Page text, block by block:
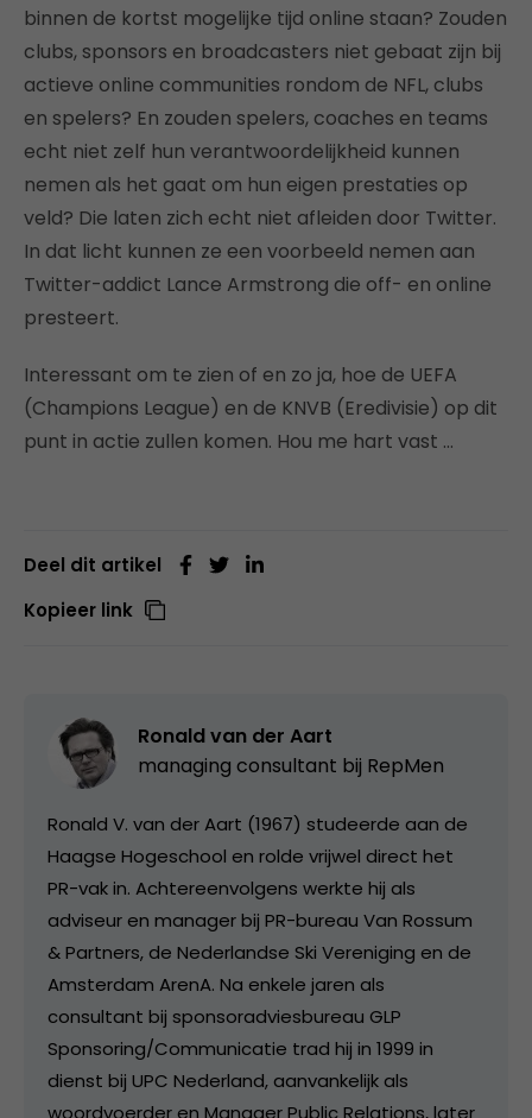
binnen de kortst mogelijke tijd online staan? Zouden
clubs, sponsors en broadcasters niet gebaat zijn bij
actieve online communities rondom de NFL, clubs
en spelers? En zouden spelers, coaches en teams
echt niet zelf hun verantwoordelijkheid kunnen
nemen als het gaat om hun eigen prestaties op
veld? Die laten zich echt niet afleiden door Twitter.
In dat licht kunnen ze een voorbeeld nemen aan
Twitter-addict Lance Armstrong die off- en online
presteert.
Interessant om te zien of en zo ja, hoe de UEFA
(Champions League) en de KNVB (Eredivisie) op dit
punt in actie zullen komen. Hou me hart vast …
Deel dit artikel
Kopieer link
Ronald van der Aart
managing consultant bij RepMen
Ronald V. van der Aart (1967) studeerde aan de
Haagse Hogeschool en rolde vrijwel direct het
PR-vak in. Achtereenvolgens werkte hij als
adviseur en manager bij PR-bureau Van Rossum
& Partners, de Nederlandse Ski Vereniging en de
Amsterdam ArenA. Na enkele jaren als
consultant bij sponsoradviesbureau GLP
Sponsoring/Communicatie trad hij in 1999 in
dienst bij UPC Nederland, aanvankelijk als
woordvoerder en Manager Public Relations, later